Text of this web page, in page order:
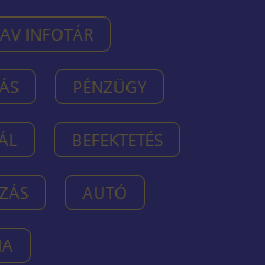
INFOTÁR
PÉNZÜGY
BEFEKTETÉS
AUTÓ